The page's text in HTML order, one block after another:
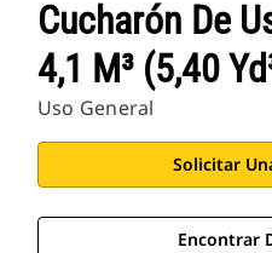
Cucharón De
4,1 M³ (5,40
Uso General
Solicitar
Encontrar